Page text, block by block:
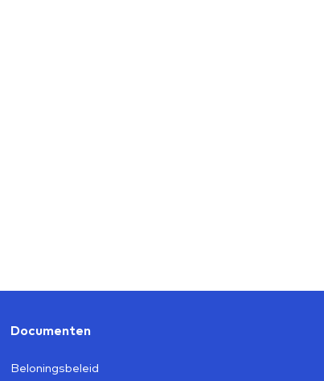
Documenten
Beloningsbeleid